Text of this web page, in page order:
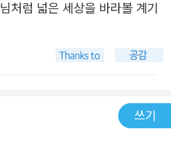
로 올라가 멋진 풍경을 볼 수
건 옳지 않아요. 나와 마찬가지
하고, 나와 마찬가지로 ‘나’도
면 바뀌어야 하
처럼 넓은 세상을 바라볼 계기
쓰기